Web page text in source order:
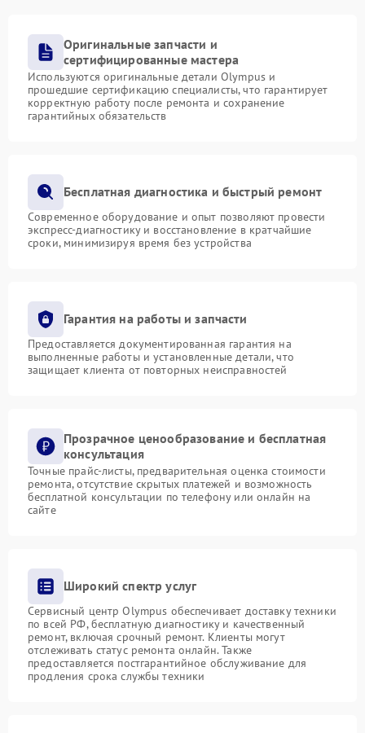
Оригинальные запчасти и
сертифицированные мастера
Используются оригинальные детали Olympus и
прошедшие сертификацию специалисты, что гарантирует
корректную работу после ремонта и сохранение
гарантийных обязательств
Бесплатная диагностика и быстрый ремонт
Современное оборудование и опыт позволяют провести
экспресс-диагностику и восстановление в кратчайшие
сроки, минимизируя время без устройства
Гарантия на работы и запчасти
Предоставляется документированная гарантия на
выполненные работы и установленные детали, что
защищает клиента от повторных неисправностей
Прозрачное ценообразование и бесплатная
консультация
Точные прайс-листы, предварительная оценка стоимости
ремонта, отсутствие скрытых платежей и возможность
бесплатной консультации по телефону или онлайн на
сайте
Широкий спектр услуг
Сервисный центр Olympus обеспечивает доставку техники
по всей РФ, бесплатную диагностику и качественный
ремонт, включая срочный ремонт. Клиенты могут
отслеживать статус ремонта онлайн. Также
предоставляется постгарантийное обслуживание для
продления срока службы техники